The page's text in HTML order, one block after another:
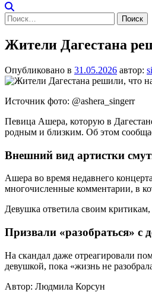
Найти:
Жители Дагестана
Опубликовано в 31.05.2026 автор:
Источник фото: @ashera_singerr
Певица Ашера, которую в
родным и близким. Об этом
Внешний вид артистки
Ашера во время недавнего
многочисленные комментарии, в
Девушка ответила своим
Призвали «разобраться» с
На скандал даже отреагировали
девушкой, пока «жизнь не
Автор: Людмила Корсун